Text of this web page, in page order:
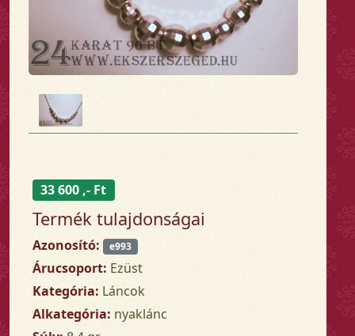
33 600 ,- Ft
Termék tulajdonságai
Azonosító: e993
Árucsoport: Ezüst
Kategória: Láncok
Alkategória: nyaklánc